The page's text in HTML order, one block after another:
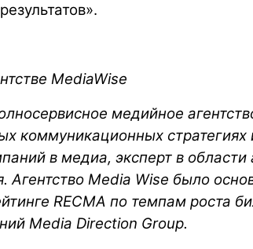
MediaWise
медийное
коммуникационных стратегиях
в медиа, эксперт в области
Агентство Media Wise было
RECMA по темпам роста
Media Direction Group.